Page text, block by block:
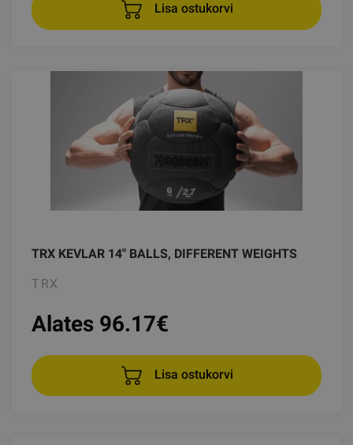
Lisa ostukorvi
TRX KEVLAR 14" BALLS, DIFFERENT WEIGHTS
TRX
Alates 96.17€
Lisa ostukorvi